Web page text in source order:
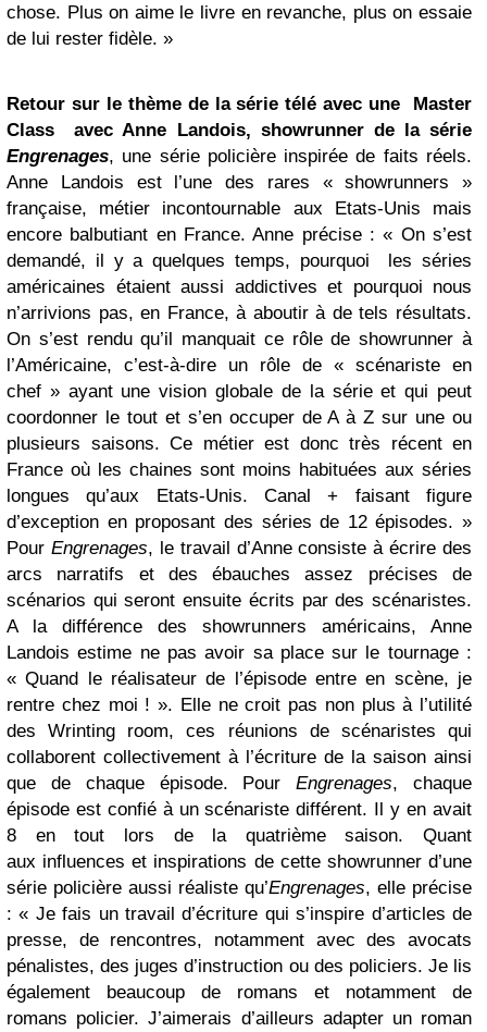
chose. Plus on aime le livre en revanche, plus on essaie
de lui rester fidèle. »
Retour sur le thème de la série télé avec une Master
Class avec Anne Landois, showrunner de la série
Engrenages, une série policière inspirée de faits réels.
Anne Landois est l’une des rares « showrunners »
française, métier incontournable aux Etats-Unis mais
encore balbutiant en France. Anne précise : « On s’est
demandé, il y a quelques temps, pourquoi les séries
américaines étaient aussi addictives et pourquoi nous
n’arrivions pas, en France, à aboutir à de tels résultats.
On s’est rendu qu’il manquait ce rôle de showrunner à
l’Américaine, c’est-à-dire un rôle de « scénariste en
chef » ayant une vision globale de la série et qui peut
coordonner le tout et s’en occuper de A à Z sur une ou
plusieurs saisons. Ce métier est donc très récent en
France où les chaines sont moins habituées aux séries
longues qu’aux Etats-Unis. Canal + faisant figure
d’exception en proposant des séries de 12 épisodes. »
Pour Engrenages, le travail d’Anne consiste à écrire des
arcs narratifs et des ébauches assez précises de
scénarios qui seront ensuite écrits par des scénaristes.
A la différence des showrunners américains, Anne
Landois estime ne pas avoir sa place sur le tournage :
« Quand le réalisateur de l’épisode entre en scène, je
rentre chez moi ! ». Elle ne croit pas non plus à l’utilité
des Wrinting room, ces réunions de scénaristes qui
collaborent collectivement à l’écriture de la saison ainsi
que de chaque épisode. PourEngrenages, chaque
épisode est confié à un scénariste différent. Il y en avait
8 en tout lors de la quatrième saison. Quant
aux influences et inspirations de cette showrunner d’une
série policière aussi réaliste qu’Engrenages, elle précise
: « Je fais un travail d’écriture qui s’inspire d’articles de
presse, de rencontres, notamment avec des avocats
pénalistes, des juges d’instruction ou des policiers. Je lis
également beaucoup de romans et notamment de
romans policier. J’aimerais d’ailleurs adapter un roman